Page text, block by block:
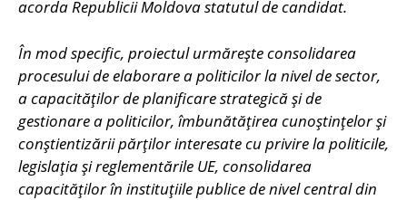
acorda Republicii Moldova statutul de candidat.
În mod specific, proiectul urmărește consolidarea
procesului de elaborare a politicilor la nivel de sector,
a capacităților de planificare strategică și de
gestionare a politicilor, îmbunătățirea cunoștințelor și
conștientizării părților interesate cu privire la politicile,
legislația și reglementările UE, consolidarea
capacităților în instituțiile publice de nivel central din